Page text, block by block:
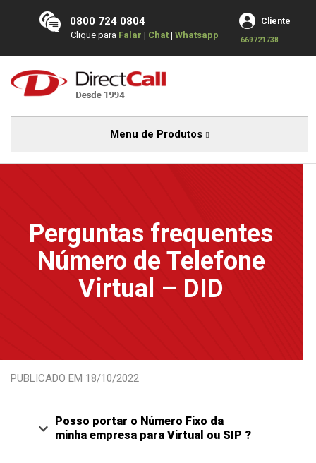
Cliente
669721738
0800 724 0804
Clique para Falar | Chat | Whatsapp
Menu de Produtos
Perguntas frequentes
Número de Telefone
Virtual – DID
PUBLICADO EM 18/10/2022
Posso portar o Número Fixo da
minha empresa para Virtual ou SIP ?